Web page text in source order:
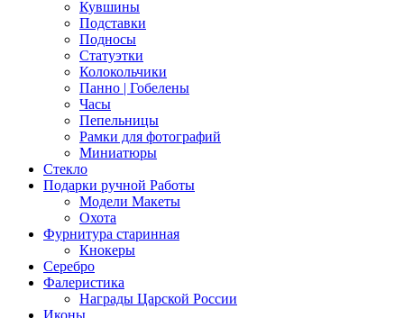
Кувшины
Подставки
Подносы
Статуэтки
Колокольчики
Панно | Гобелены
Часы
Пепельницы
Рамки для фотографий
Миниатюры
Стекло
Подарки ручной Работы
Модели Макеты
Охота
Фурнитура старинная
Кнокеры
Серебро
Фалеристика
Награды Царской России
Иконы